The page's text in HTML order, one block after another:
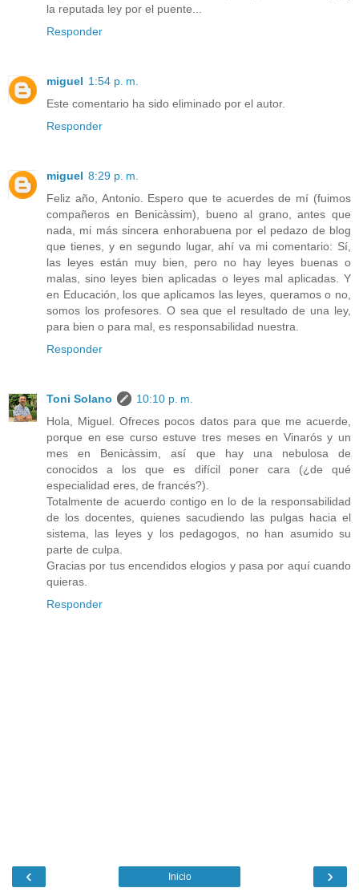
la reputada ley por el puente...
Responder
miguel 1:54 p. m.
Este comentario ha sido eliminado por el autor.
Responder
miguel 8:29 p. m.
Feliz año, Antonio. Espero que te acuerdes de mí (fuimos
compañeros en Benicàssim), bueno al grano, antes que
nada, mi más sincera enhorabuena por el pedazo de blog
que tienes, y en segundo lugar, ahí va mi comentario: Sí,
las leyes están muy bien, pero no hay leyes buenas o
malas, sino leyes bien aplicadas o leyes mal aplicadas. Y
en Educación, los que aplicamos las leyes, queramos o no,
somos los profesores. O sea que el resultado de una ley,
para bien o para mal, es responsabilidad nuestra.
Responder
Toni Solano
10:10 p. m.
Hola, Miguel. Ofreces pocos datos para que me acuerde,
porque en ese curso estuve tres meses en Vinarós y un
mes en Benicàssim, así que hay una nebulosa de
conocidos a los que es difícil poner cara (¿de qué
especialidad eres, de francés?).
Totalmente de acuerdo contigo en lo de la responsabilidad
de los docentes, quienes sacudiendo las pulgas hacia el
sistema, las leyes y los pedagogos, no han asumido su
parte de culpa.
Gracias por tus encendidos elogios y pasa por aquí cuando
quieras.
Responder
‹ ›
Inicio